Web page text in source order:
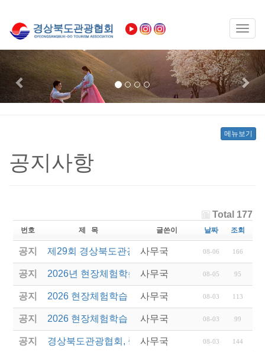
Previous
메뉴보기
공지사항
Total 177
번호 제 목 글쓴이 날짜 조회
공지 제29회 경상북도관광기념품공모전 결과발표
사무국 08-06 166
공지 2026년 현장체험학습 안전과정(신규.재강습) 교육
사무국 08-05 95
공지 2026 현장체험학습 안전과정 교육(신규. 재강습)
사무국 08-03 113
공지 2026 현장체험학습 안전과정(신규. 재강습) 교육 성
사무국 08-03 99
공지 경상북도관광협회, 중국 단동 해외여행상품 개발 팸
사무국 08-03 144